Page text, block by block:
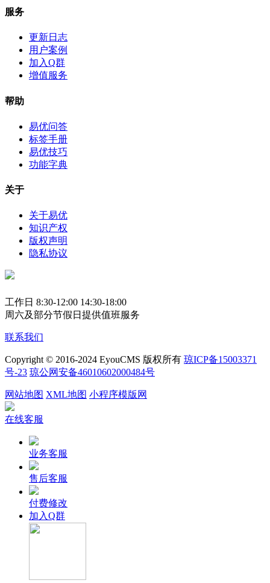
服务
更新日志
用户案例
加入Q群
增值服务
帮助
易优问答
标签手册
易优技巧
功能字典
关于
关于易优
知识产权
版权声明
隐私协议
工作日 8:30-12:00 14:30-18:00
周六及部分节假日提供值班服务
联系我们
Copyright © 2016-2024 EyouCMS 版权所有 琼ICP备15003371
号-23 琼公网安备46010602000484号
网站地图 XML地图 小程序模版网
在线客服
业务客服
售后客服
付费修改
加入Q群